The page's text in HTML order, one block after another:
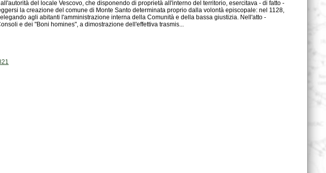
e dei "Boni homines", a dimostrazione dell'effettiva trasmis...